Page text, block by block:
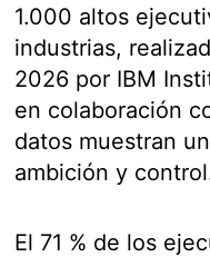
1.000 altos
industrias,
2026 por IBM
en colaboración
datos muestran
ambición y
El 71 % de los